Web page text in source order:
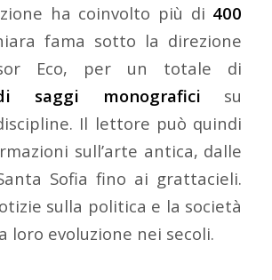
ha coinvolto più di 400
fama sotto la direzione
Eco, per un totale di
saggi monografici su
Il lettore può quindi
sull’arte antica, dalle
Sofia fino ai grattacieli.
sulla politica e la società
loro evoluzione nei secoli.